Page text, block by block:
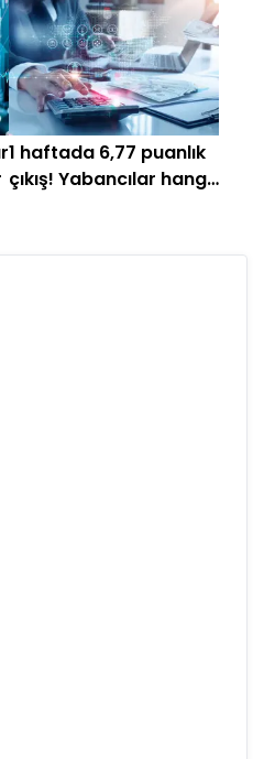
1 haftada 6,77 puanlık
çıkış! Yabancılar hangi